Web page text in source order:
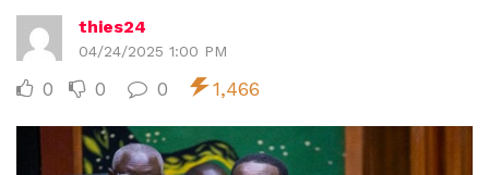
thies24
04/24/2025 1:00 PM
0 0 0 1,466